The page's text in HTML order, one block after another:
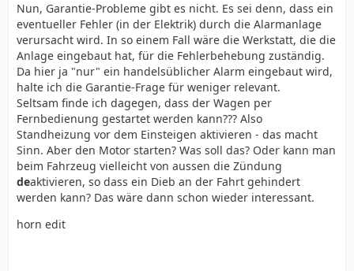
Nun, Garantie-Probleme gibt es nicht. Es sei denn, dass ein
eventueller Fehler (in der Elektrik) durch die Alarmanlage
verursacht wird. In so einem Fall wäre die Werkstatt, die die
Anlage eingebaut hat, für die Fehlerbehebung zuständig.
Da hier ja "nur" ein handelsüblicher Alarm eingebaut wird,
halte ich die Garantie-Frage für weniger relevant.
Seltsam finde ich dagegen, dass der Wagen per
Fernbedienung gestartet werden kann??? Also
Standheizung vor dem Einsteigen aktivieren - das macht
Sinn. Aber den Motor starten? Was soll das? Oder kann man
beim Fahrzeug vielleicht von aussen die Zündung
deaktivieren, so dass ein Dieb an der Fahrt gehindert
werden kann? Das wäre dann schon wieder interessant.
horn edit